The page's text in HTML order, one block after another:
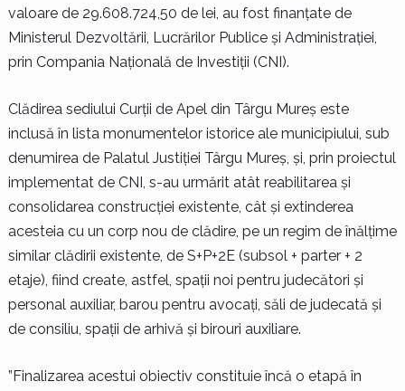
valoare de 29.608.724,50 de lei, au fost finanțate de
Ministerul Dezvoltării, Lucrărilor Publice și Administrației,
prin Compania Națională de Investiții (CNI).
Clădirea sediului Curții de Apel din Târgu Mureș este
inclusă în lista monumentelor istorice ale municipiului, sub
denumirea de Palatul Justiției Târgu Mureș, și, prin proiectul
implementat de CNI, s-au urmărit atât reabilitarea și
consolidarea construcției existente, cât și extinderea
acesteia cu un corp nou de clădire, pe un regim de înălțime
similar clădirii existente, de S+P+2E (subsol + parter + 2
etaje), fiind create, astfel, spații noi pentru judecători și
personal auxiliar, barou pentru avocați, săli de judecată și
de consiliu, spații de arhivă și birouri auxiliare.
”Finalizarea acestui obiectiv constituie încă o etapă în